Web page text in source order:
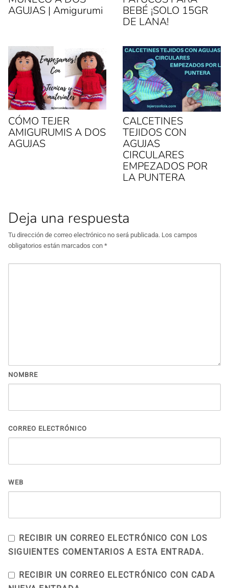
n
a
v
n
a
n
u
e
v
a
)
n
a
n
AGUJAS | Amigurumi
BEBÉ ¡SOLO 15GR
DE LANA!
CÓMO TEJER
AMIGURUMIS A DOS
AGUJAS
CALCETINES
TEJIDOS CON
AGUJAS
CIRCULARES
EMPEZADOS POR
LA PUNTERA
Deja una respuesta
Tu dirección de correo electrónico no será publicada. Los campos
obligatorios están marcados con *
NOMBRE
CORREO ELECTRÓNICO
WEB
RECIBIR UN CORREO ELECTRÓNICO CON LOS
SIGUIENTES COMENTARIOS A ESTA ENTRADA.
RECIBIR UN CORREO ELECTRÓNICO CON CADA